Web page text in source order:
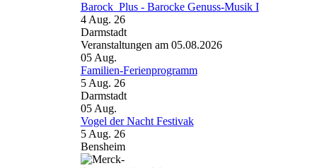
Barock_Plus - Barocke Genuss-Musik I
4 Aug. 26
Darmstadt
Veranstaltungen am 05.08.2026
05 Aug.
Familien-Ferienprogramm
5 Aug. 26
Darmstadt
05 Aug.
Vogel der Nacht Festivak
5 Aug. 26
Bensheim